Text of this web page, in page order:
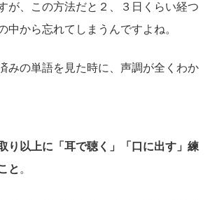
が、この方法だと２、３日くらい経つ
中から忘れてしまうんですよね。
みの単語を見た時に、声調が全くわか
り以上に「耳で聴く」「口に出す」練
と 。